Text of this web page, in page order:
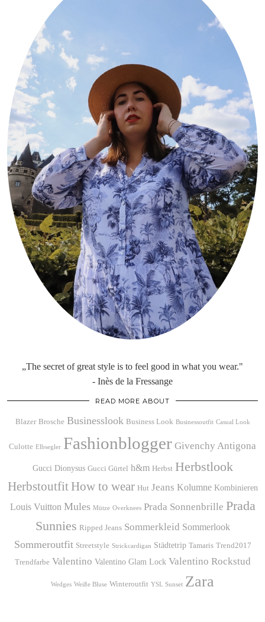
„The secret of great style is to feel good in what you wear."
- Inès de la Fressange
READ MORE ABOUT
Blazer Brosche Businesslook Business Look Businessoutfit Casual Look
Culotte Elbsegler Fashionblogger Givenchy Antigona
Gucci Dionysus Gucci Gürtel h&m Herbst Herbstlook
Herbstoutfit How to wear Hut Jeans Kolumne Kombinieren
Louis Vuitton Mules Mütze Overknees Prada Sonnenbrille Prada
Sunnies Ripped Jeans Sommerkleid Sommerlook
Sommeroutfit Streetstyle Strickcardigan Städtetrip Tamaris Trend2017
Trendfarbe Valentino Valentino Glam Lock Valentino Rockstud
Wedges Weiße Bluse Winteroutfit YSL Sunset Zara